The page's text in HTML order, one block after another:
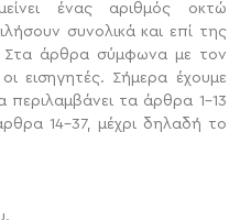
ένας αριθμός οκτώ
συνολικά και επί της
Στα άρθρα σύμφωνα με τον
εισηγητές. Σήμερα έχουμε
περιλαμβάνει τα άρθρα 1-13
14-37, μέχρι δηλαδή το